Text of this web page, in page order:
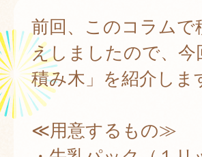
前回、このコラム
えしましたので、
積み木」を紹介しま
≪用意するもの≫